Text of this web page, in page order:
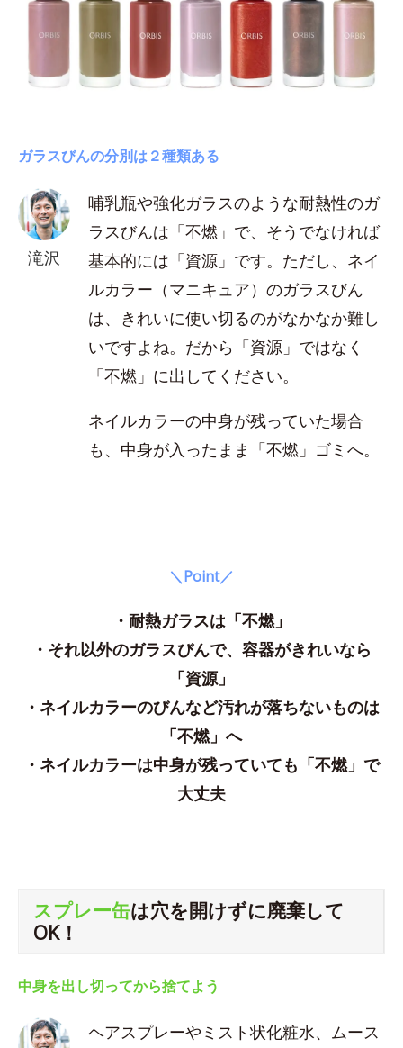
ガラスびんの分別は２種類ある
滝沢
哺乳瓶や強化ガラスのような耐熱性のガ
ラスびんは「不燃」で、そうでなければ
基本的には「資源」です。ただし、ネイ
ルカラー（マニキュア）のガラスびん
は、きれいに使い切るのがなかなか難し
いですよね。だから「資源」ではなく
「不燃」に出してください。
ネイルカラーの中身が残っていた場合
も、中身が入ったまま「不燃」ゴミへ。
＼Point／
・耐熱ガラスは「不燃」
・それ以外のガラスびんで、容器がきれいなら
「資源」
・ネイルカラーのびんなど汚れが落ちないものは
「不燃」へ
・ネイルカラーは中身が残っていても「不燃」で
大丈夫
スプレー缶は穴を開けずに廃棄して
OK！
中身を出し切ってから捨てよう
ヘアスプレーやミスト状化粧水、ムース